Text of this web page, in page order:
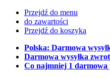
Przejdź do menu
do zawartości
Przejdź do koszyka
Polska: Darmowa
Darmowa wysyłka
Co najmniej 1 darmowa